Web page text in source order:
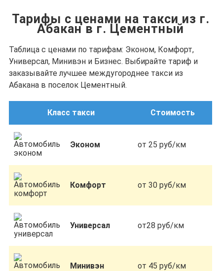
Тарифы с ценами на такси из г.
Абакан в г. Цементный
Таблица с ценами по тарифам: Эконом, Комфорт,
Универсал, Минивэн и Бизнес. Выбирайте тариф и
заказывайте лучшее междугороднее такси из
Абакана в поселок Цементный.
Класс такси Стоимость
Эконом от 25 руб/км
Комфорт от 30 руб/км
Универсал от28 руб/км
Минивэн от 45 руб/км